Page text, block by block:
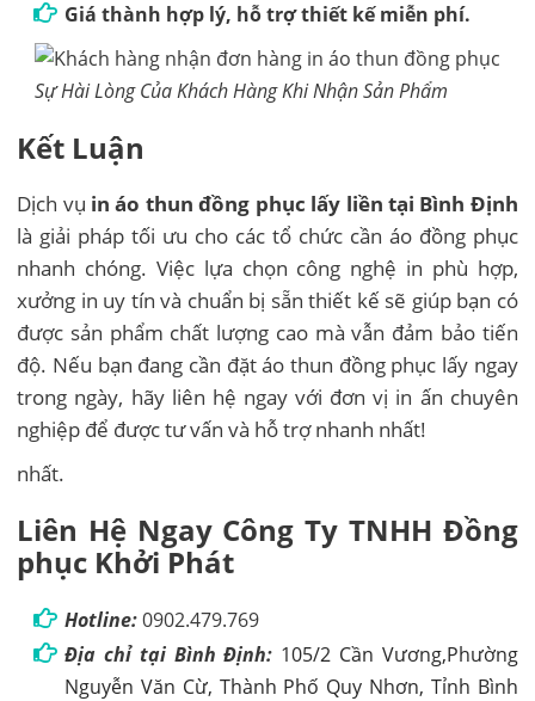
Giá thành hợp lý, hỗ trợ thiết kế miễn phí.
Sự Hài Lòng Của Khách Hàng Khi Nhận Sản Phẩm
Kết Luận
Dịch vụ in áo thun đồng phục lấy liền tại Bình Định
là giải pháp tối ưu cho các tổ chức cần áo đồng phục
nhanh chóng. Việc lựa chọn công nghệ in phù hợp,
xưởng in uy tín và chuẩn bị sẵn thiết kế sẽ giúp bạn có
được sản phẩm chất lượng cao mà vẫn đảm bảo tiến
độ. Nếu bạn đang cần đặt áo thun đồng phục lấy ngay
trong ngày, hãy liên hệ ngay với đơn vị in ấn chuyên
nghiệp để được tư vấn và hỗ trợ nhanh nhất!
nhất.
Liên Hệ Ngay Công Ty TNHH Đồng
phục Khởi Phát
Hotline:0902.479.769
Địa chỉ tại Bình Định: 105/2 Cần Vương,Phường
Nguyễn Văn Cừ, Thành Phố Quy Nhơn, Tỉnh Bình